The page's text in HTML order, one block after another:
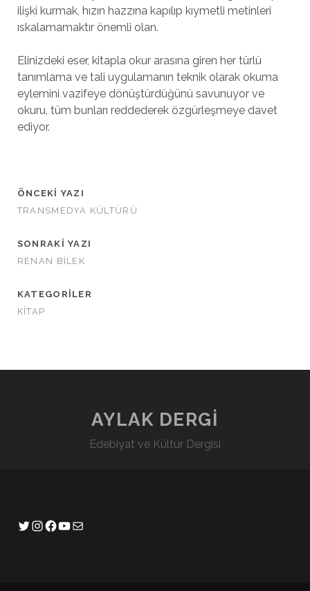
ilişki kurmak, hızın hazzına kapılıp kıymetli metinleri
ıskalamamaktır önemli olan.
Elinizdeki eser, kitapla okur arasına giren her türlü
tanımlama ve tali uygulamanın teknik olarak okuma
eylemini vazifeye dönüştürdüğünü savunuyor ve
okuru, tüm bunları reddederek özgürleşmeye davet
ediyor.
ÖNCEKI YAZI
TRANSMEDYA KÜLTÜRÜ
SONRAKI YAZI
RENAN BİLEK
KATEGORILER
KİTAP
AYLAK DERGİ
Edebiyat ve Kültür Dergisi